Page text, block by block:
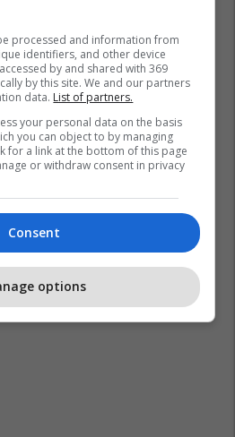
processed and information from
identifiers, and other device
by and shared with 369
by this site. We and our partners
data. List of partners.
your personal data on the basis
you can object to by managing
for a link at the bottom of this page
or withdraw consent in privacy
Consent
options